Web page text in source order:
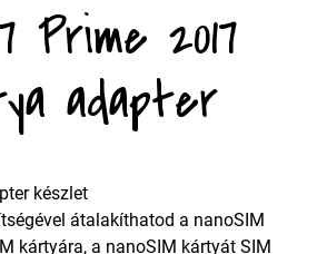
Prime 2017
adapter
készlet
átalakíthatod a nanoSIM
kártyára, a nanoSIM kártyát SIM